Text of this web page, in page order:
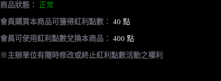
商品狀態： 正常
會員購買本商品可獲得紅利點數： 40 點
會員可使用紅利點數兌換本商品： 400 點
※主辦單位有隨時修改或終止紅利點數活動之權利